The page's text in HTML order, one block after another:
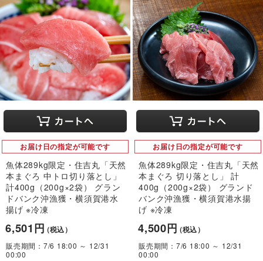
お届け日の指定が可能です
魚体289kg限定・住吉丸「天然
本まぐろ 中トロ切り落とし」
計400g（200g×2袋） グラン
ドバンク沖漁獲・横須賀港水
揚げ ※冷凍
6,501円（税込）
販売期間：7/6 18:00 ～ 12/31
00:00
お届け日の指定が可能です
魚体289kg限定・住吉丸「天然
本まぐろ 切り落とし」 計
400g（200g×2袋） グランド
バンク沖漁獲・横須賀港水揚
げ ※冷凍
4,500円（税込）
販売期間：7/6 18:00 ～ 12/31
00:00